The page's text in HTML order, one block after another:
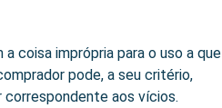
coisa imprópria para o uso a que
pode, a seu critério,
correspondente aos vícios.